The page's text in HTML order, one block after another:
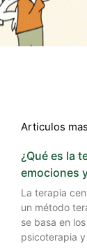
Articulos
¿Qué es la
emociones
La terapia
un método
se basa en
psicoterapia